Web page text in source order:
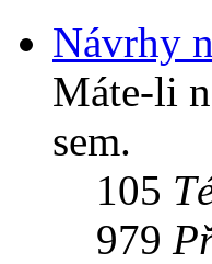
Návrhy
Máte-li
sem.
105
979